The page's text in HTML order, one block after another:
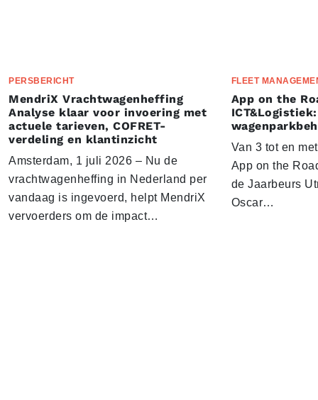
PERSBERICHT
MendriX Vrachtwagenheffing
Analyse klaar voor invoering met
actuele tarieven, COFRET-
verdeling en klantinzicht
Amsterdam, 1 juli 2026 – Nu de
vrachtwagenheffing in Nederland per
vandaag is ingevoerd, helpt MendriX
vervoerders om de impact…
FLEET
App on the
Van 3 tot en
App on the
de Jaarbeurs
Oscar…